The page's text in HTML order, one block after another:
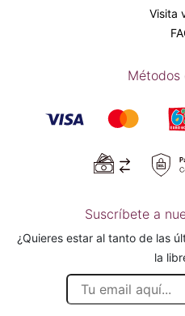
Visita
Métodos
Suscríbete a
¿Quieres estar al tanto de las
la